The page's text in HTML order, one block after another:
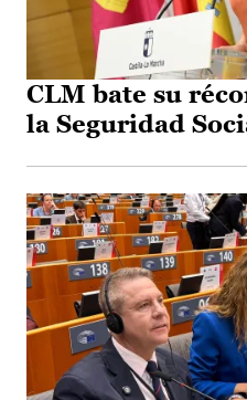
CLM bate su
la Seguridad